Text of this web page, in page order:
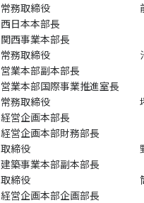
常務取締役
西日本本部長
関西事業本部長
常務取締役
営業本部副本部長
営業本部国際事業推進室長
常務取締役
経営企画本部長
経営企画本部財務部長
取締役
建築事業本部副本部長
取締役
経営企画本部企画部長